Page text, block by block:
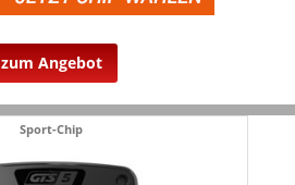
zum Angebot
Sport-Chip